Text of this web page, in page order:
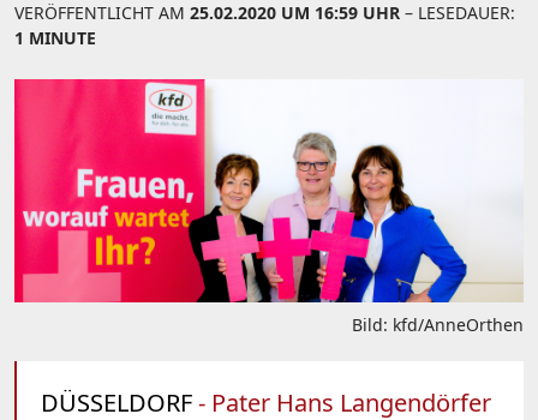
VERÖFFENTLICHT AM 25.02.2020 UM 16:59 UHR – LESEDAUER:
1 MINUTE
Bild: kfd/AnneOrthen
DÜSSELDORF- Pater Hans Langendörfer